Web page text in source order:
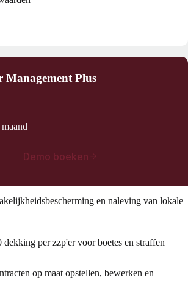
Management Plus
Demo boeken
en naleving van lokale
dekking per zzp'er voor boetes en straffen
op maat opstellen, bewerken en